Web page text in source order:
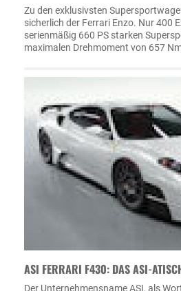
Zu den exklusivsten
sicherlich der Ferrari Enzo. Nur 400
serienmäßig 660 PS starken
maximalen Drehmoment von 657
ASI FERRARI F430: DAS ASI-
Der Unternehmensname ASI, als